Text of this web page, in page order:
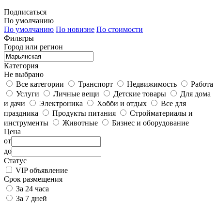
Подписаться
По умолчанию
По умолчанию По новизне По стоимости
Фильтры
Город или регион
Категория
Не выбрано
Все категории
Транспорт Недвижимость
Работа
Услуги
Личные вещи Детские товары
Для дома
и дачи
Электроника Хобби и отдых
Все для
праздника
Продукты питания
Стройматериалы и
инструменты
Животные
Бизнес и оборудование
Цена
от
до
Статус
VIP объявление
Срок размещения
За 24 часа
За 7 дней